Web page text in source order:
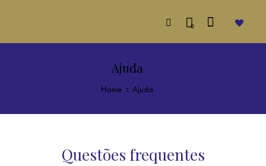
0
Ajuda
Home Ajuda
Questões frequentes